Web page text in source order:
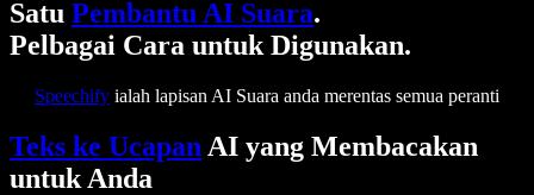
Satu Pembantu AI Suara.
Pelbagai Cara untuk Digunakan.
Speechify ialah lapisan AI Suara anda merentas semua peranti
Teks ke Ucapan AI yang Membacakan
untuk Anda